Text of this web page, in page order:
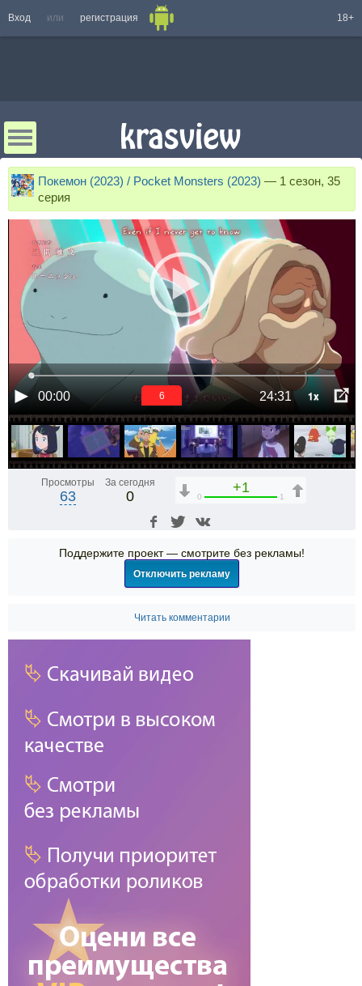
Вход или регистрация 18+
Покемон (2023) / Pocket Monsters (2023) — 1 сезон, 35
серия
00:00 24:31 1x
6
Просмотры
63
За сегодня
0
+1
0 1
Поддержите проект — смотрите без рекламы!
Отключить рекламу
Читать комментарии